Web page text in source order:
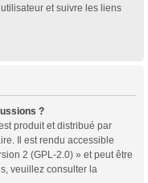
et suivre les liens
?
produit et distribué par
Il est rendu accessible
2 (GPL-2.0) » et peut être
veuillez consulter la